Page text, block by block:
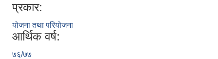
प्रकार:
योजना तथा परियोजना
आर्थिक वर्ष:
७६/७७